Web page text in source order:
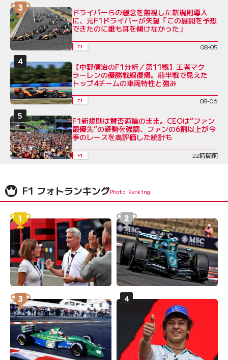
ドライバーらの懸念を無視した新規則導入
に、元F1ドライバーが失望「この展開を予想
できたのに誰も耳を傾けなかった」
F1 08-05
【中野信治のF1分析／第11戦】王者マク
ラーレンの優勝戦線復帰。前半戦で見えた
トップ4チームの車両特性と強み
F1 08-06
F1新規則は賛否両論のまま。CEOは“ファン
最優先”の姿勢を強調、ファンの6割以上が今
季のレースを高評価した統計も
F1 22時間前
F1 フォトランキング